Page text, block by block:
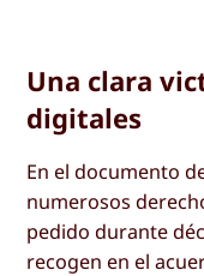
Una clara
digitales
En el documento
numerosos
pedido durante
recogen en el